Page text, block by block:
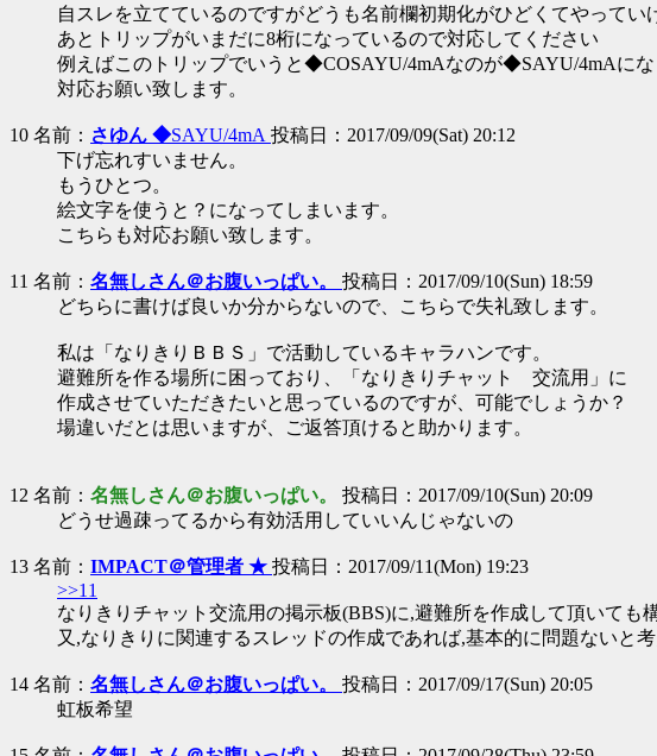
自スレを立てているのですがどうも名前欄初期化がひどくてやってい
あとトリップがいまだに8桁になっているので対応してください
例えばこのトリップでいうと◆COSAYU/4mAなのが◆SAYU/4mAにな
対応お願い致します。
10 名前： さゆん ◆SAYU/4mA 投稿日：2017/09/09(Sat) 20:12
下げ忘れすいません。
もうひとつ。
絵文字を使うと？になってしまいます。
こちらも対応お願い致します。
11 名前： 名無しさん＠お腹いっぱい。 投稿日：2017/09/10(Sun) 18:59
どちらに書けば良いか分からないので、こちらで失礼致します。
私は「なりきりＢＢＳ」で活動しているキャラハンです。
避難所を作る場所に困っており、「なりきりチャット 交流用」に
作成させていただきたいと思っているのですが、可能でしょうか？
場違いだとは思いますが、ご返答頂けると助かります。
12 名前： 名無しさん＠お腹いっぱい。 投稿日：2017/09/10(Sun) 20:09
どうせ過疎ってるから有効活用していいんじゃないの
13 名前： IMPACT＠管理者 ★ 投稿日：2017/09/11(Mon) 19:23
>>11
なりきりチャット交流用の掲示板(BBS)に,避難所を作成して頂いても
又,なりきりに関連するスレッドの作成であれば,基本的に問題ないと
14 名前： 名無しさん＠お腹いっぱい。 投稿日：2017/09/17(Sun) 20:05
虹板希望